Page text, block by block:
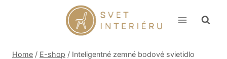
Home / E-shop / Inteligentné zemné bodové svietidlo